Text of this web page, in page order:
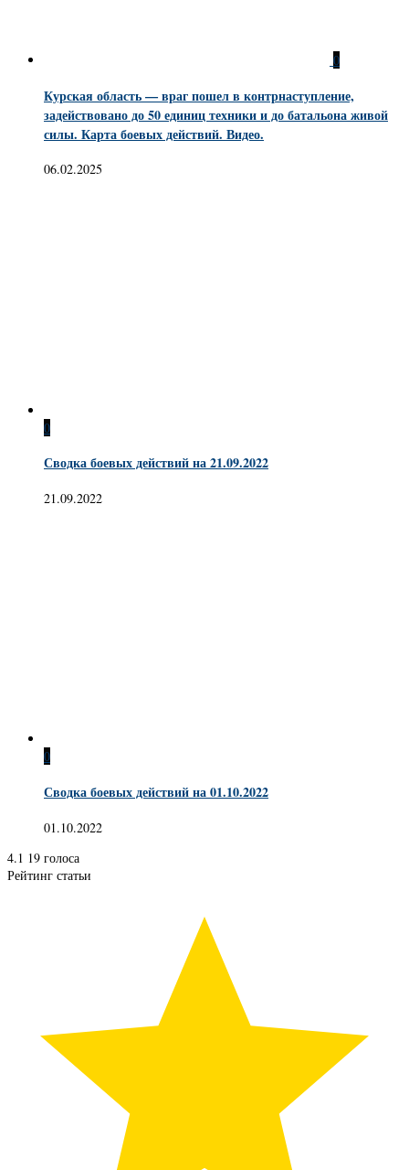
0
Курская область — враг пошел в контрнаступление,
задействовано до 50 единиц техники и до батальона живой
силы. Карта боевых действий. Видео.
06.02.2025
0
Сводка боевых действий на 21.09.2022
21.09.2022
0
Сводка боевых действий на 01.10.2022
01.10.2022
4.1 19 голоса
Рейтинг статьи